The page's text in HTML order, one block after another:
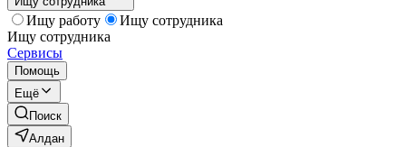
Ищу работу
Ищу сотрудника
Ищу сотрудника
Сервисы
Помощь
Ещё
Поиск
Алдан